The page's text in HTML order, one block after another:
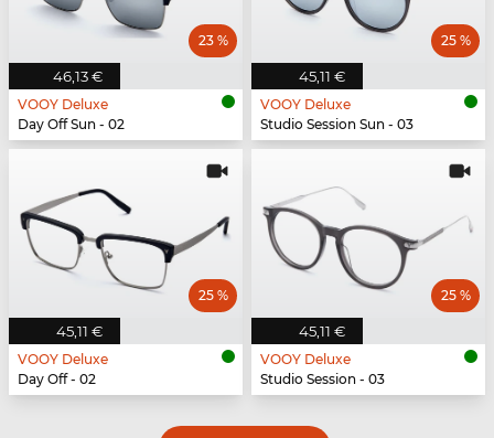
46,13 €
23 %
VOOY Deluxe
Day Off Sun - 02
45,11 €
25 %
VOOY Deluxe
Studio Session Sun - 03
45,11 €
25 %
VOOY Deluxe
Day Off - 02
45,11 €
25 %
VOOY Deluxe
Studio Session - 03